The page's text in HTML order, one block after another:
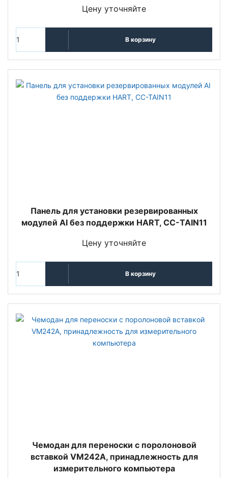
Цену уточняйте
В корзину
Панель для установки резервированных
модулей AI без поддержки HART, CC-TAIN11
Цену уточняйте
В корзину
Чемодан для переноски с поролоновой
вставкой VM242A, принадлежность для
измерительного компьютера